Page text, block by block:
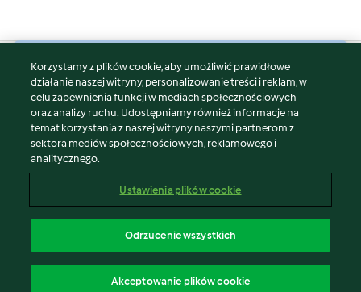
© Copyright 2026
Warunki korzystania
Polityka prywatności
Disclaimer
Znak wydawcy
Zgłoś treść
Oświadczenie o dostępności
Korzystamy z plików cookie, aby umożliwić prawidłowe
działanie naszej witryny, personalizowanie treści i reklam, w
celu zapewnienia funkcji w mediach społecznościowych
oraz analizy ruchu. Udostępniamy również informacje na
temat korzystania z naszej witryny naszymi partnerom z
sektora mediów społecznościowych, reklamowego i
analitycznego.
Ustawienia plików cookie
Odrzucenie wszystkich
Akceptowanie plików cookie